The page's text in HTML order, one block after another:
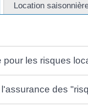
Location
pour les risques
des